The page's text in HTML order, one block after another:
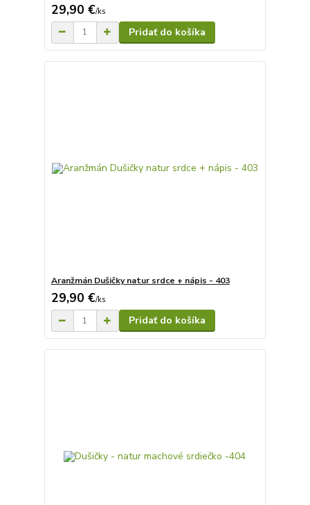
29,90 €/ks
Pridať do košíka
Aranžmán Dušičky natur srdce + nápis - 403
29,90 €/ks
Pridať do košíka